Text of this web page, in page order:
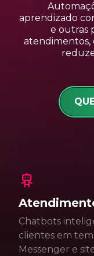
aprendizado
e outras
atendimentos,
Chatbots
clientes em
Messenger e